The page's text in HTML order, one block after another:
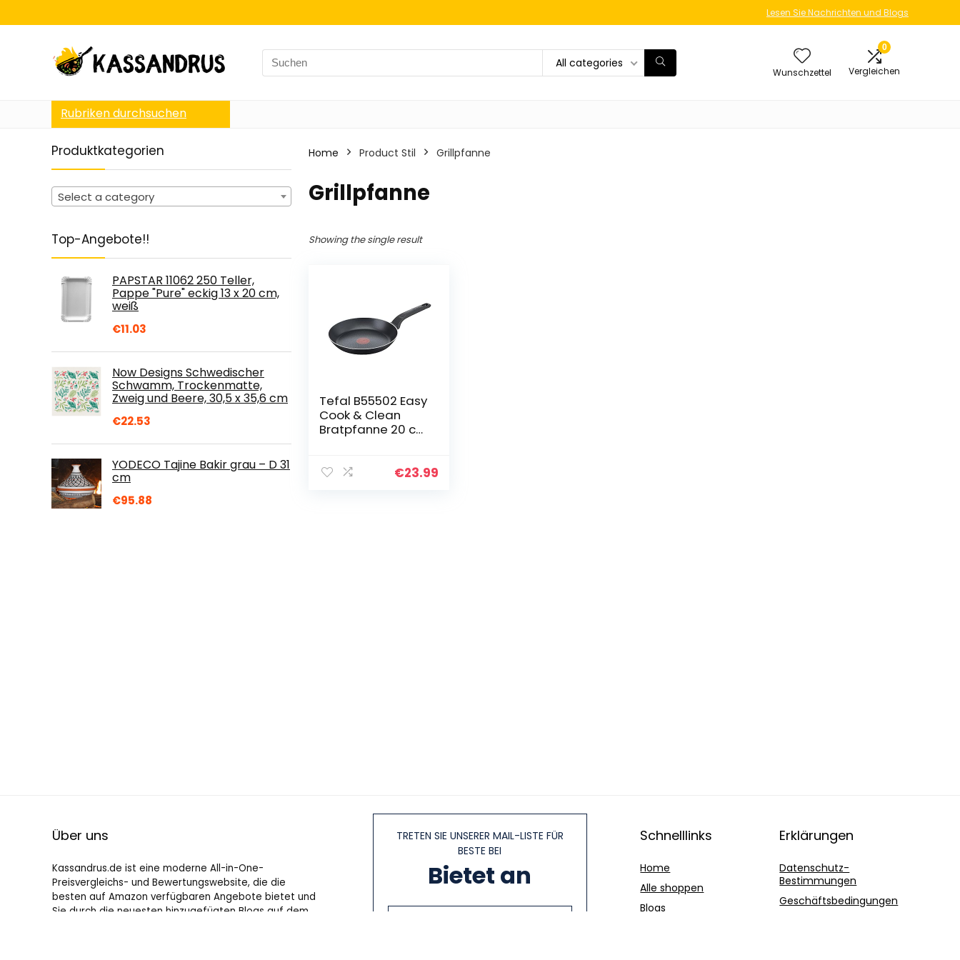
Lesen Sie Nachrichten und Blogs
Search
for:
All categories
Wunschzettel
0
Vergleichen
Rubriken durchsuchen
Produktkategorien
Select a category
Top-Angebote!!
PAPSTAR 11062 250 Teller,
Pappe "Pure" eckig 13 x 20 cm,
weiß
€11.03
Now Designs Schwedischer
Schwamm, Trockenmatte,
Zweig und Beere, 30,5 x 35,6 cm
€22.53
YODECO Tajine Bakir grau – D 31
cm
€95.88
Home Product Stil Grillpfanne
Grillpfanne
Showing the single result
Tefal B55502 Easy
Cook & Clean
Bratpfanne 20 cm
ung | Thermo-
€23.99
Über uns
Kassandrus.de ist eine moderne All-in-One-
Preisvergleichs- und Bewertungswebsite, die die
besten auf Amazon verfügbaren Angebote bietet und
Sie durch die neuesten hinzugefügten Blogs auf dem
TRETEN SIE UNSERER MAIL-LISTE FÜR
BESTE BEI
Bietet an
Schnelllinks
Home
Alle shoppen
Blogs
Erklärungen
Datenschutz-
Bestimmungen
Geschäftsbedingungen